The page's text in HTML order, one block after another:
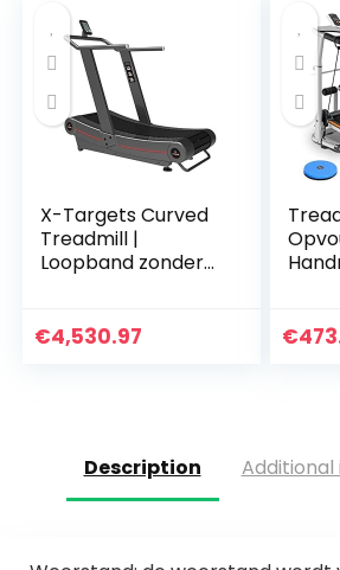
X-Targets Curved
Treadmill |
Loopband zonder
€4,530.97 €
Description